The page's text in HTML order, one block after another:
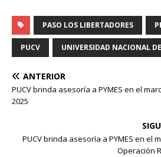
PASO LOS LIBERTADORES
PUCV UNIVERSIDAD NACIONAL
ANTERIOR
PUCV brinda asesoría a PYMES en el
2025
PUCV brinda asesoría a PYMES en el
Operación